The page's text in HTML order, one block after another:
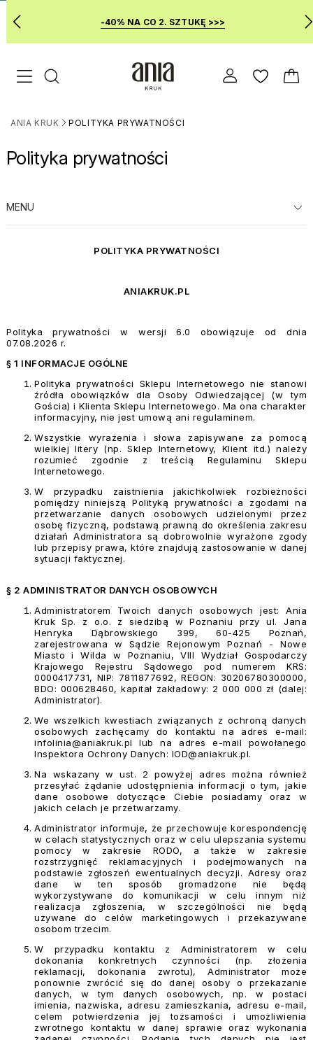
Przejdź
do
MENU
-40% NA CO 2. SZTUKĘ >>>
Menu mobilne
ANIA KRUK
>
POLITYKA PRYWATNOŚCI
Polityka prywatności
MENU
POLITYKA PRYWATNOŚCI
ANIAKRUK.PL
Polityka prywatności w wersji 6.0 obowiązuje od dnia
07.08.2026 r.
§ 1 INFORMACJE OGÓLNE
Polityka prywatności Sklepu Internetowego nie stanowi
źródła obowiązków dla Osoby Odwiedzającej (w tym
Gościa) i Klienta Sklepu Internetowego. Ma ona charakter
informacyjny, nie jest umową ani regulaminem.
Wszystkie wyrażenia i słowa zapisywane za pomocą
wielkiej litery (np. Sklep Internetowy, Klient itd.) należy
rozumieć zgodnie z treścią Regulaminu Sklepu
Internetowego.
W przypadku zaistnienia jakichkolwiek rozbieżności
pomiędzy niniejszą Polityką prywatności a zgodami na
przetwarzanie danych osobowych udzielonymi przez
osobę fizyczną, podstawą prawną do określenia zakresu
działań Administratora są dobrowolnie wyrażone zgody
lub przepisy prawa, które znajdują zastosowanie w danej
sytuacji faktycznej.
§ 2 ADMINISTRATOR DANYCH OSOBOWYCH
Administratorem Twoich danych osobowych jest: Ania
Kruk Sp. z o.o. z siedzibą w Poznaniu przy ul. Jana
Henryka Dąbrowskiego 399, 60-425 Poznań,
zarejestrowana w Sądzie Rejonowym Poznań - Nowe
Miasto i Wilda w Poznaniu, VIII Wydział Gospodarczy
Krajowego Rejestru Sądowego pod numerem KRS:
0000417731, NIP: 7811877692, REGON: 30206780300000,
BDO: 000628460, kapitał zakładowy: 2 000 000 zł (dalej:
Administrator).
We wszelkich kwestiach związanych z ochroną danych
osobowych zachęcamy do kontaktu na adres e-mail:
infolinia@aniakruk.pl lub na adres e-mail powołanego
Inspektora Ochrony Danych: IOD@aniakruk.pl.
Na wskazany w ust. 2 powyżej adres można również
przesyłać żądanie udostępnienia informacji o tym, jakie
dane osobowe dotyczące Ciebie posiadamy oraz w
jakich celach je przetwarzamy.
Administrator informuje, że przechowuje korespondencję
w celach statystycznych oraz w celu ulepszania systemu
pomocy w zakresie RODO, a także w zakresie
rozstrzygnięć reklamacyjnych i podejmowanych na
podstawie zgłoszeń ewentualnych decyzji. Adresy oraz
dane w ten sposób gromadzone nie będą
wykorzystywane do komunikacji w celu innym niż
realizacja zgłoszenia, w szczególności nie będą
używane do celów marketingowych i przekazywane
osobom trzecim.
W przypadku kontaktu z Administratorem w celu
dokonania konkretnych czynności (np. złożenia
reklamacji, dokonania zwrotu), Administrator może
ponownie zwrócić się do danej osoby o przekazanie
danych, w tym danych osobowych, np. w postaci
imienia, nazwiska, adresu zamieszkania, adresu e-mail,
celem potwierdzenia jej tożsamości i umożliwienia
zwrotnego kontaktu w danej sprawie oraz wykonania